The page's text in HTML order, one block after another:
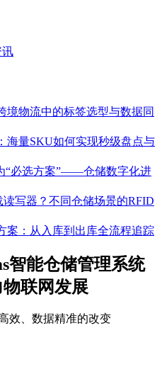
讯
境物流中的标签选型与数据同
海量SKU如何实现秒级盘点与
“必选方案”——仓储数字化进
写器？不同仓储场景的RFID
案：从入库到出库全流程追踪
智能仓储管理系统
联网发展
效、数据精准的改变